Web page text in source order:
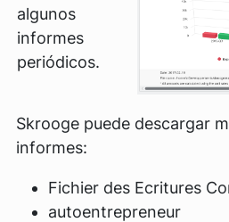
algunos
informes
periódicos.
Skrooge puede descargar
informes:
Fichier des Ecritures
autoentrepreneur